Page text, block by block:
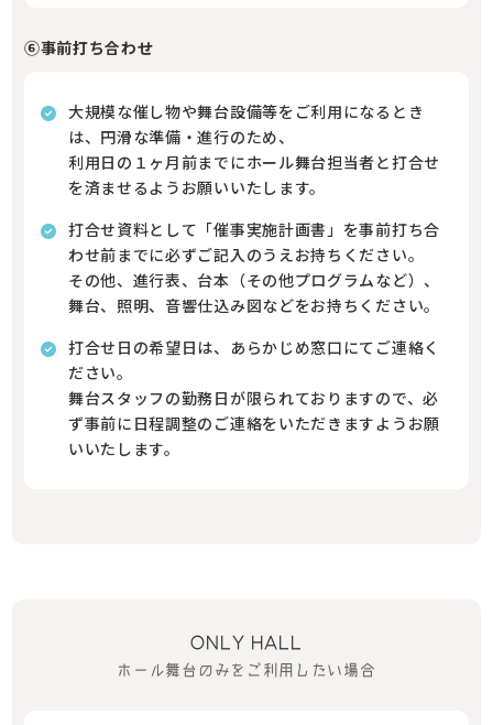
⑥事前打ち合わせ
大規模な催し物や舞台設備等をご利用になるとき
は、円滑な準備・進行のため、
利用日の１ヶ月前までにホール舞台担当者と打合せ
を済ませるようお願いいたします。
打合せ資料として「催事実施計画書」を事前打ち合
わせ前までに必ずご記入のうえお持ちください。
その他、進行表、台本（その他プログラムなど）、
舞台、照明、音響仕込み図などをお持ちください。
打合せ日の希望日は、あらかじめ窓口にてご連絡く
ださい。
舞台スタッフの勤務日が限られておりますので、必
ず事前に日程調整のご連絡をいただきますようお願
いいたします。
ONLY HALL
ホール舞台のみをご利用したい場合